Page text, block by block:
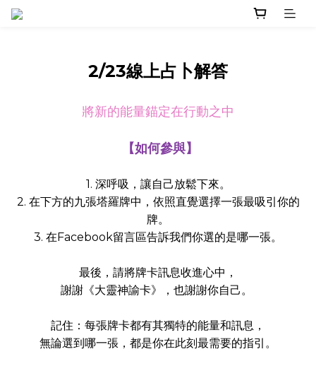
2/23線上占卜解答
將新的能量錨定在行動之中
【如何參與】
1. 深呼吸，讓自己放鬆下來。
2. 在下方的九張塔羅牌中，依照直覺選擇一張最吸引你的
牌。
3. 在Facebook留言區告訴我們你選的是哪一張。
最後，請將牌卡訊息收進心中，
謝謝《大靈神諭卡》，也謝謝你自己。
記住：每張牌卡都有其獨特的能量和訊息，
無論選到哪一張，都是你在此刻最需要的指引。